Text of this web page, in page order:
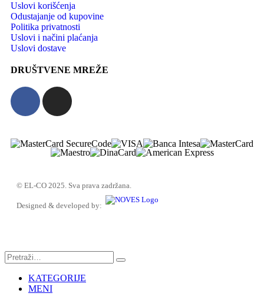
Uslovi korišćenja
Odustajanje od kupovine
Politika privatnosti
Uslovi i načini plaćanja
Uslovi dostave
DRUŠTVENE MREŽE
© EL-CO 2025. Sva prava zadržana.
Designed & developed by:
KATEGORIJE
MENI